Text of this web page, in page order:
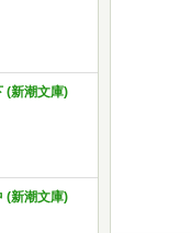
(新潮文庫)
(新潮文庫)